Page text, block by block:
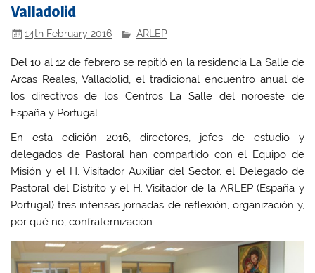
Valladolid
14th February 2016 ARLEP
Del 10 al 12 de febrero se repitió en la residencia La Salle de
Arcas Reales, Valladolid, el tradicional encuentro anual de
los directivos de los Centros La Salle del noroeste de
España y Portugal.
En esta edición 2016, directores, jefes de estudio y
delegados de Pastoral han compartido con el Equipo de
Misión y el H. Visitador Auxiliar del Sector, el Delegado de
Pastoral del Distrito y el H. Visitador de la ARLEP (España y
Portugal) tres intensas jornadas de reflexión, organización y,
por qué no, confraternización.